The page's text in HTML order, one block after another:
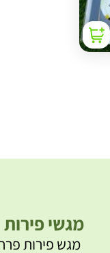
מגשי פירות
מגש פירות